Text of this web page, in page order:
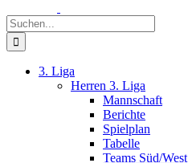
Suche
nach:
3. Liga
Herren 3. Liga
Mannschaft
Berichte
Spielplan
Tabelle
Teams Süd/West